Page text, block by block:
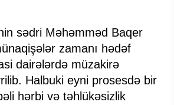
sədri Məhəmməd Baqer
zamanı hədəf
dairələrdə müzakirə
Halbuki eyni prosesdə bir
hərbi və təhlükəsizlik